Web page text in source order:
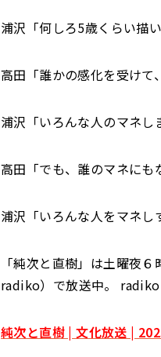
浦沢「何しろ5歳くらい描
高田「誰かの感化を受けて
浦沢「いろんな人のマネし
高田「でも、誰のマネにも
浦沢「いろんな人をマネし
「純次と直樹」は土曜夜
radiko）で放送中。 radiko
純次と直樹 | 文化放送 |